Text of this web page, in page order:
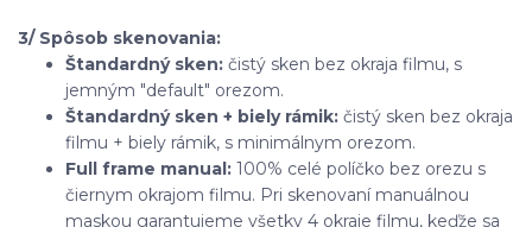
3/ Spôsob skenovania:
Štandardný sken: čistý sken bez okraja filmu, s
jemným "default" orezom.
Štandardný sken + biely rámik: čistý sken bez okraja
filmu + biely rámik, s minimálnym orezom.
Full frame manual: 100% celé políčko bez orezu s
čiernym okrajom filmu. Pri skenovaní manuálnou
maskou garantujeme všetky 4 okraje filmu, keďže sa